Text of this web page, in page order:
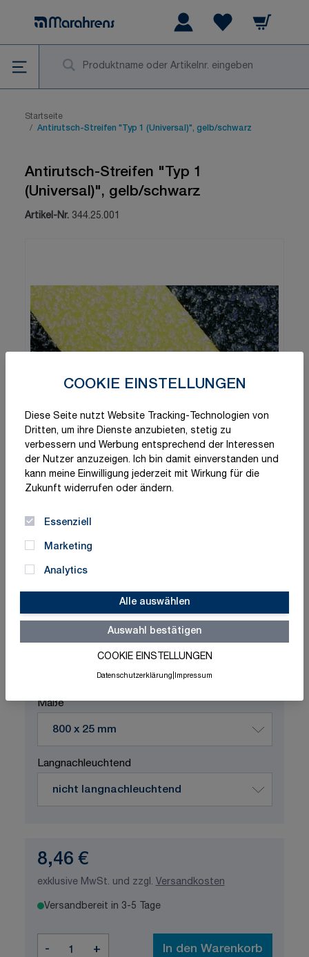
COOKIE EINSTELLUNGEN
Diese Seite nutzt Website Tracking-Technologien von
Dritten, um ihre Dienste anzubieten, stetig zu
verbessern und Werbung entsprechend der Interessen
der Nutzer anzuzeigen. Ich bin damit einverstanden und
kann meine Einwilligung jederzeit mit Wirkung für die
Zukunft widerrufen oder ändern.
Essenziell
Marketing
Analytics
Alle auswählen
Auswahl bestätigen
COOKIE EINSTELLUNGEN
Datenschutzerklärung Impressum
Warenkorb
Startseite
/ Antirutsch-Streifen "Typ 1 (Universal)", gelb/schwarz
Antirutsch-Streifen "Typ 1
(Universal)", gelb/schwarz
Artikel-Nr. 344.25.001
Schnelle Lieferung
Made in Germany
Produktvariation wählen
Maße
Langnachleuchtend
8,46 €
exklusive MwSt. und zzgl. Versandkosten
Versandbereit in 3-5 Tage
- + In den Warenkorb